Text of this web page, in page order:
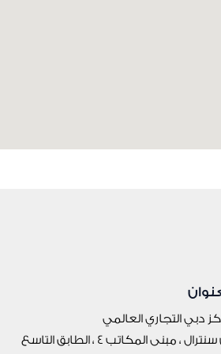
دبي التجاري العالمي
، مبنى المكاتب 4 ، الطابق التاسع